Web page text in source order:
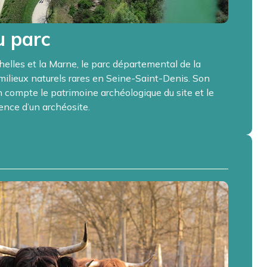
parc
et la Marne, le parc départemental de la
naturels rares en Seine-Saint-Denis. Son
le patrimoine archéologique du site et le
d’un archéosite.